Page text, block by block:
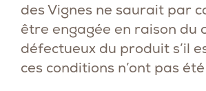
des Vignes ne saurait par
être engagée en raison du
défectueux du produit s’il
ces conditions n’ont pas